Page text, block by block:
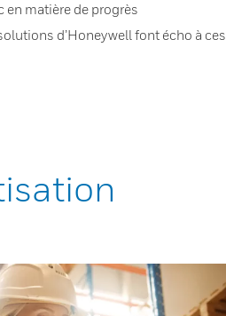
en matière de progrès
d’Honeywell font écho à ces